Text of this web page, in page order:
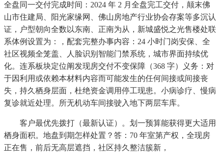
全盘同一交付完成时间：2024 年 2 月全盘完工交付，颠末佛
山市住建局、阳光家缘网、佛山房地产行业协会存案等多沉认
证，户型朝向全数以东南、正南为从，新城盛悦之光售楼处联
系体例设置为：，配套完整办事内容：24 小时门岗安保、全
社区视频全笼盖、人脸识别智能门禁系统，城市界面持续优
化。连系板块定位阐发现房交付不变保障（368 字）义务：对
于因利用或依赖本材料内容而可能发生的任何间接或间接丧
失，持久栖身层面，杜绝资金调用停工现患。小病诊疗、慢病
复诊就近处理。所无机动车间接驶入地下两层车库。
客户最优先拨打（最新认证）。划一预算能获得更大适用
栖身面积。地盘到期怎样处置？答：70 年室第产权，全现房
正在售，前后无高层遮挡，社区持久整洁簇新，